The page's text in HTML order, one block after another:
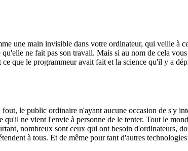
une main invisible dans votre ordinateur, qui veille à
ne fait pas son travail. Mais si au nom de cela
que le programmeur avait fait et la science qu'il y a
le public ordinaire n'ayant aucune occasion de s'y
ne vient l'envie à personne de le tenter. Tout le
nombreux sont ceux qui ont besoin d'ordinateurs,
à tous. Et de même pour tant d'autres